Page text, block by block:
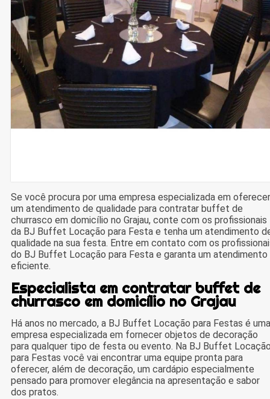
Se você procura por uma empresa especializada em oferecer
um atendimento de qualidade para contratar buffet de
churrasco em domicílio no Grajau, conte com os profissionais
da BJ Buffet Locação para Festa e tenha um atendimento
qualidade na sua festa. Entre em contato com os
do BJ Buffet Locação para Festa e garanta um atendimento
eficiente.
Especialista em contratar buffet de
churrasco em domicílio no Grajau
Há anos no mercado, a BJ Buffet Locação para Festas é uma
empresa especializada em fornecer objetos de decoração
para qualquer tipo de festa ou evento. Na BJ Buffet
para Festas você vai encontrar uma equipe pronta para
oferecer, além de decoração, um cardápio especialmente
pensado para promover elegância na apresentação e sabor
dos pratos.